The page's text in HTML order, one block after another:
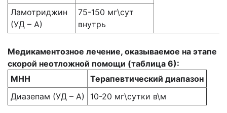
Ламотриджин
(УД – А)
75-150 мг\сут
внутрь
Медикаментозное лечение, оказываемое на этапе
скорой неотложной помощи (таблица 6):
МНН
Терапевтический диапазон
Диазепам (УД – А)
10-20 мг\сутки в\м